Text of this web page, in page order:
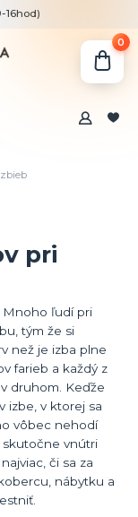
16hod)
0
pri
Mnoho ľudí pri
tým že si
než je izba plne
farieb a každý z
druhom. Keďže
izbe, v ktorej sa
vôbec nehodí
skutočne vnútri
či sa za
nábytku a